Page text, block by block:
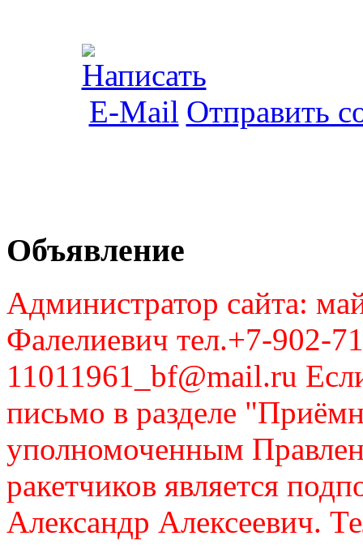
Отправить
Объявление
Администратор сайта:
Фалелиевич тел.+7-902-
11011961_bf@mail.ru
письмо в разделе
уполномоченным
ракетчиков является
Александр Алексеевич.